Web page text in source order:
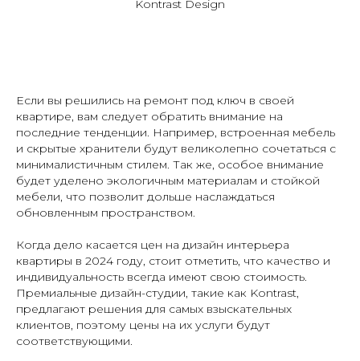
Kontrast Design
Если вы решились на ремонт под ключ в своей
квартире, вам следует обратить внимание на
последние тенденции. Например, встроенная мебель
и скрытые хранители будут великолепно сочетаться с
минималистичным стилем. Так же, особое внимание
будет уделено экологичным материалам и стойкой
мебели, что позволит дольше наслаждаться
обновленным пространством.
Когда дело касается цен на дизайн интерьера
квартиры в 2024 году, стоит отметить, что качество и
индивидуальность всегда имеют свою стоимость.
Премиальные дизайн-студии, такие как Kontrast,
предлагают решения для самых взыскательных
клиентов, поэтому цены на их услуги будут
соответствующими.